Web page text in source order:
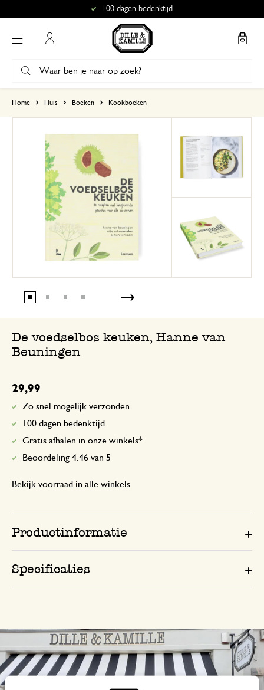
100 dagen bedenktijd
Home Huis Boeken Kookboeken
De voedselbos keuken, Hanne van
Beuningen
29,99
Zo snel mogelijk verzonden
100 dagen bedenktijd
Gratis afhalen in onze winkels*
Beoordeling 4.46 van 5
Bekijk voorraad in alle winkels
Productinformatie
Specificaties